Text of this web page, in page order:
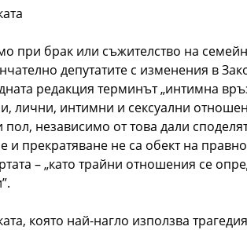
при брак или съжителство на
депутатите с изменения в
редакция терминът „интимна
лични, интимни и сексуални
независимо от това дали
прекратяване не са обект на правно
– „като трайни отношения се
която най-нагло използва